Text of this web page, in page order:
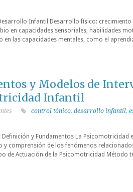
Infantil Desarrollo físico: crecimiento
en capacidades sensoriales, habilidades
en las capacidades mentales, como el
y Modelos de
Infantil
control tónico, desarrollo infantil,
y Fundamentos La Psicomotricidad
y comprensión de los fenómenos
de Actuación de la Psicomotricidad Método